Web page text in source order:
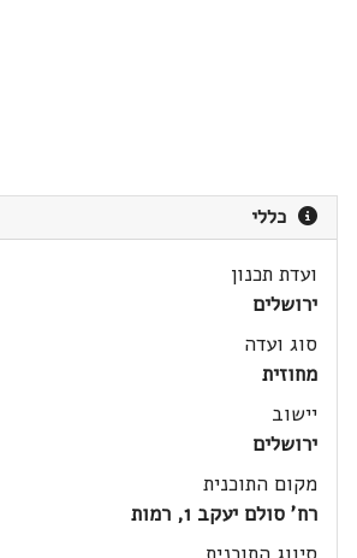
כללי
ועדת תכנון
ירושלים
סוג ועדה
מחוזית
יישוב
ירושלים
מקום התוכנית
רח' סולם יעקב 1, רמות